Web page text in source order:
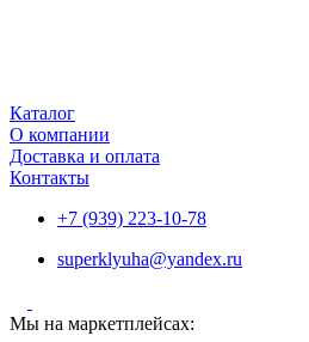
Каталог
О компании
Доставка и оплата
Контакты
+7 (939) 223-10-78
superklyuha@yandex.ru
Мы на маркетплейсах: